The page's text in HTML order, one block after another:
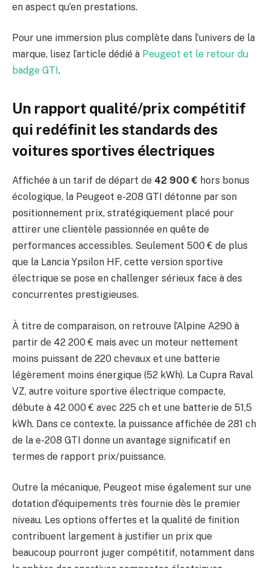
en aspect qu’en prestations.
Pour une immersion plus complète dans l’univers de la
marque, lisez l’article dédié à Peugeot et le retour du
badge GTI.
Un rapport qualité/prix compétitif
qui redéfinit les standards des
voitures sportives électriques
Affichée à un tarif de départ de 42 900 € hors bonus
écologique, la Peugeot e-208 GTI détonne par son
positionnement prix, stratégiquement placé pour
attirer une clientèle passionnée en quête de
performances accessibles. Seulement 500 € de plus
que la Lancia Ypsilon HF, cette version sportive
électrique se pose en challenger sérieux face à des
concurrentes prestigieuses.
À titre de comparaison, on retrouve l’Alpine A290 à
partir de 42 200 € mais avec un moteur nettement
moins puissant de 220 chevaux et une batterie
légèrement moins énergique (52 kWh). La Cupra Raval
VZ, autre voiture sportive électrique compacte,
débute à 42 000 € avec 225 ch et une batterie de 51,5
kWh. Dans ce contexte, la puissance affichée de 281 ch
de la e-208 GTI donne un avantage significatif en
termes de rapport prix/puissance.
Outre la mécanique, Peugeot mise également sur une
dotation d’équipements très fournie dès le premier
niveau. Les options offertes et la qualité de finition
contribuent largement à justifier un prix que
beaucoup pourront juger compétitif, notamment dans